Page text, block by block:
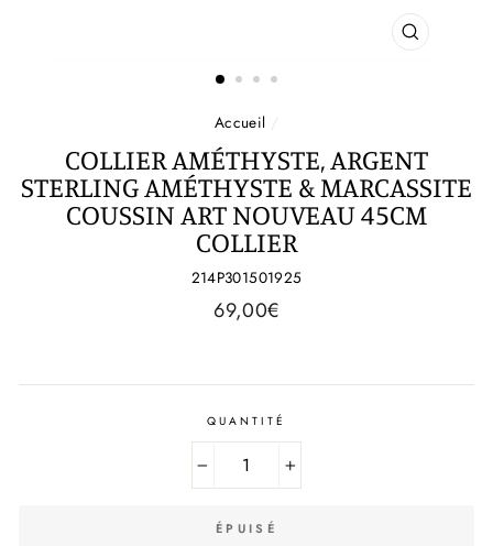
FERMER
Accueil /
COLLIER AMÉTHYSTE, ARGENT
STERLING AMÉTHYSTE & MARCASSITE
COUSSIN ART NOUVEAU 45CM
COLLIER
214P301501925
Prix
69,00€
QUANTITÉ
+
ÉPUISÉ